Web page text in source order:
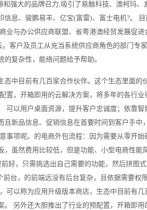
强大的品牌召力,吸引了易触科技、澳柯玛、
息、骏鹏易丰、亿宝(富雷)、富士电机?。 目
业与办公供应商联盟、省粤港澳经贸发展促进
客户及员工从充当系统供应商角色的部门专
复杂性，能络问题给予帮助。
中目前有几百家合作伙伴。这个生态里面的
置，开箱即用的云解决方案，将多年的各行业
可以用户桌面资源，提升客户忠诚度；依靠智
新品信息、促销信息在首要时间到客户手中
事项呢。的电商外包流程：因为需要从零开始
虽然费用比较低，但是功能、小型电商性能
好，只需挑选出自己需要的功能，然后拼图式
台，的前端远没有后台复杂，且依据需要权
可以称为应用升级版本商店，生态中目前有几
另外还大胆推出了行业的预配置，开箱即用